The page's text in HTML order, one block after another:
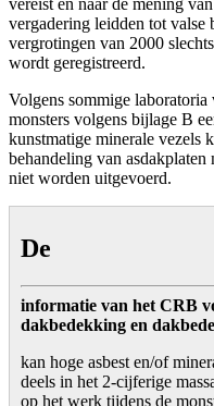
vereist en naar de mening
vergadering leidden tot valse
vergrotingen van 2000
wordt geregistreerd.
Volgens sommige
monsters volgens bijlage B
kunstmatige minerale vezels
behandeling van
niet worden uitgevoerd.
De
informatie van het CRB
dakbedekking en
kan hoge asbest en/of
deels in het 2-cijferige
op het werk tijdens de